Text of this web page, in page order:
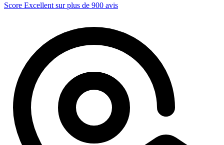
Score Excellent sur plus de 900 avis